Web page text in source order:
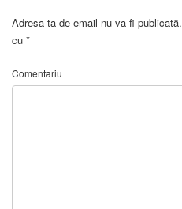
Adresa ta de email nu va fi publicată.
cu *
Comentariu